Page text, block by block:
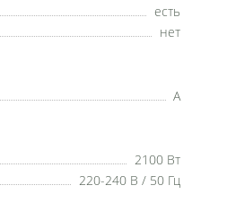
есть
нет
A
2100 Вт
220-240 В / 50 Гц